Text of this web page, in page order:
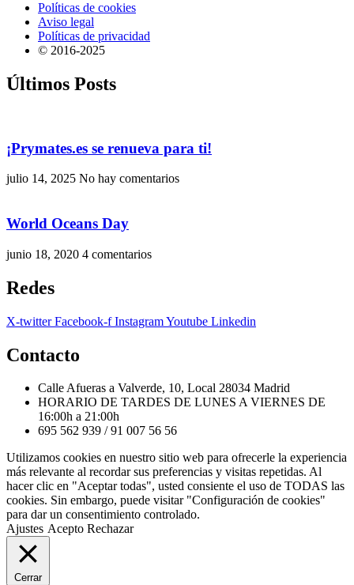
Políticas de cookies
Aviso legal
Políticas de privacidad
© 2016-2025
Últimos Posts
¡Prymates.es se renueva para ti!
julio 14, 2025 No hay comentarios
World Oceans Day
junio 18, 2020 4 comentarios
Redes
X-twitter Facebook-f InstagramYoutube Linkedin
Contacto
Calle Afueras a Valverde, 10, Local 28034 Madrid
HORARIO DE TARDES DE LUNES A VIERNES DE
16:00h a 21:00h
695 562 939 / 91 007 56 56
Utilizamos cookies en nuestro sitio web para ofrecerle la experiencia
más relevante al recordar sus preferencias y visitas repetidas. Al
hacer clic en "Aceptar todas", usted consiente el uso de TODAS las
cookies. Sin embargo, puede visitar "Configuración de cookies"
para dar un consentimiento controlado.
Ajustes Acepto Rechazar
Cerrar